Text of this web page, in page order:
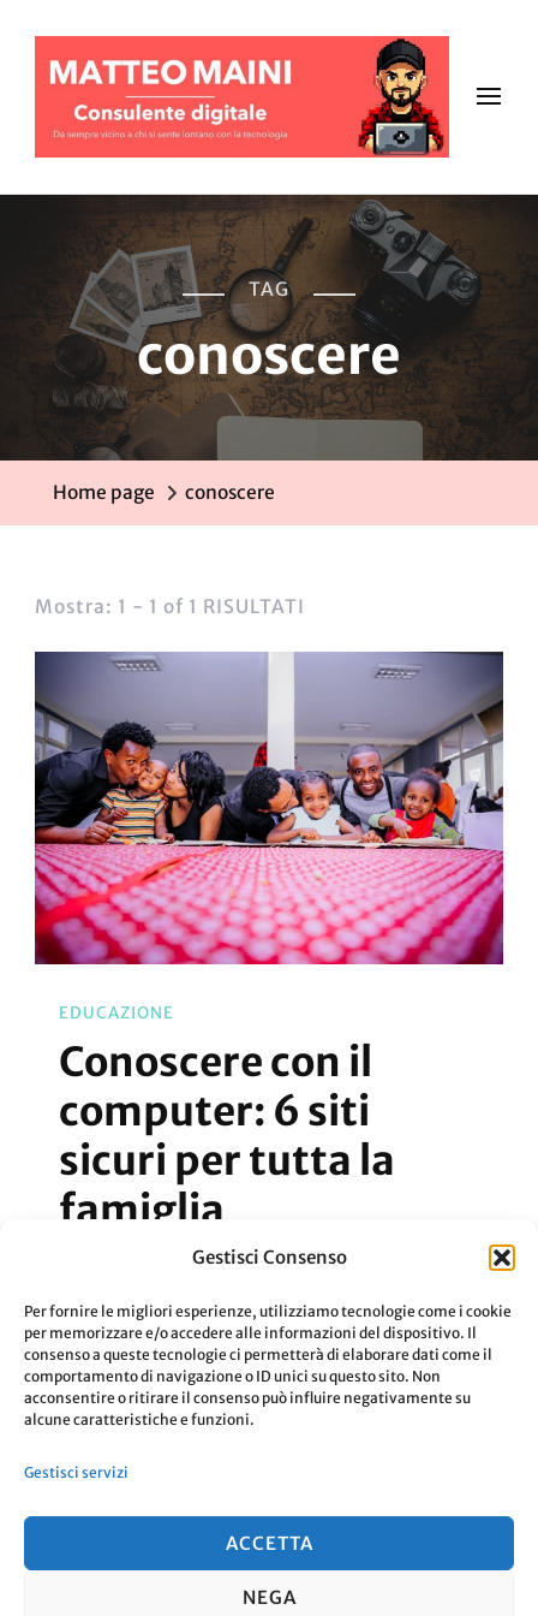
Gestisci Consenso
Per fornire le migliori esperienze, utilizziamo tecnologie come i cookie
per memorizzare e/o accedere alle informazioni del dispositivo. Il
consenso a queste tecnologie ci permetterà di elaborare dati come il
comportamento di navigazione o ID unici su questo sito. Non
acconsentire o ritirare il consenso può influire negativamente su
alcune caratteristiche e funzioni.
Gestisci servizi
ACCETTA
NEGA
TAG
conoscere
Home page conoscere
Mostra: 1 - 1 of 1 RISULTATI
EDUCAZIONE
Conoscere con il
computer: 6 siti
sicuri per tutta la
famiglia
la famiglia.
Aggiornato Il 16 Marzo 2021 Leggi